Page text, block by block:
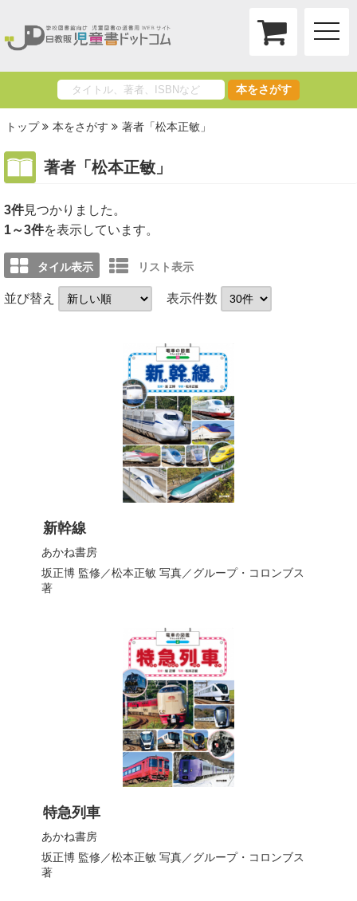
toggle
本をさがす
トップ 本をさがす 著者「松本正敏」
著者「松本正敏」
3件
1～3件を表示しています。
タイル表示 リスト表示
並び替え 表示件数
新幹線
あかね書房
坂正博監修／松本正敏 写真／グループ・コロンブス
著
特急列車
あかね書房
坂正博監修／松本正敏 写真／グループ・コロンブス
著